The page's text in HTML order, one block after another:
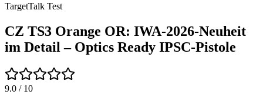
TargetTalk Test
CZ TS3 Orange OR: IWA-2026-Neuheit
im Detail – Optics Ready IPSC-Pistole
9.0 / 10